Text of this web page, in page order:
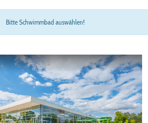
Bitte Schwimmbad auswählen!